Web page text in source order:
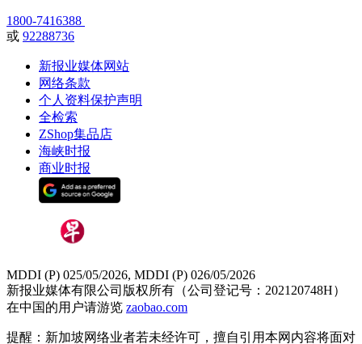
1800-7416388
或 92288736
新报业媒体网站
网络条款
个人资料保护声明
全检索
ZShop集品店
海峡时报
商业时报
MDDI (P) 025/05/2026, MDDI (P) 026/05/2026
新报业媒体有限公司版权所有（公司登记号：202120748H）
在中国的用户请游览 zaobao.com
提醒：新加坡网络业者若未经许可，擅自引用本网内容将面对